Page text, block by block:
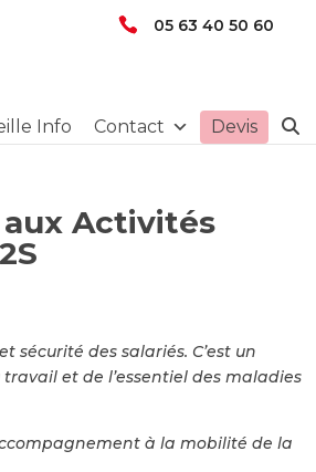
05 63 40 50 60
Info Contact Devis
aux Activités
sécurité des salariés. C’est un
et de l’essentiel des maladies
à la mobilité de la